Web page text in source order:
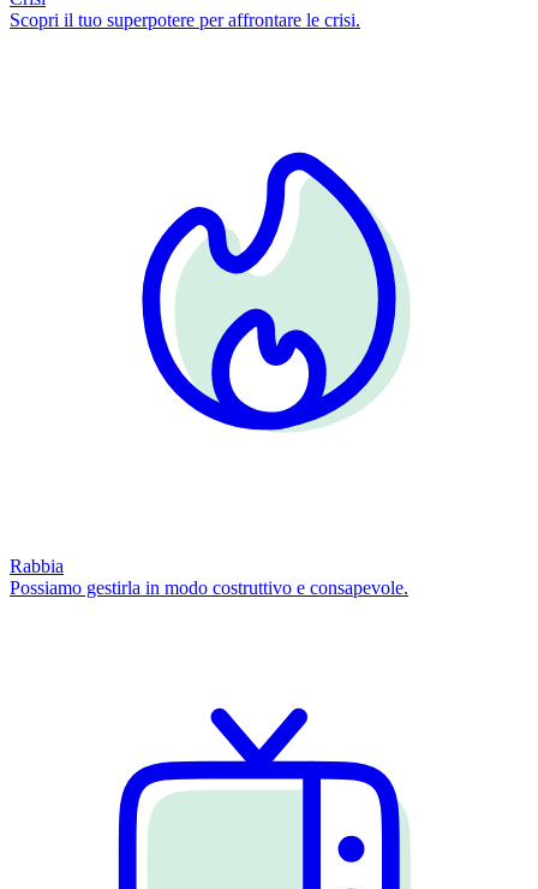
Scopri il tuo superpotere per affrontare le crisi.
Rabbia
Possiamo gestirla in modo costruttivo e consapevole.